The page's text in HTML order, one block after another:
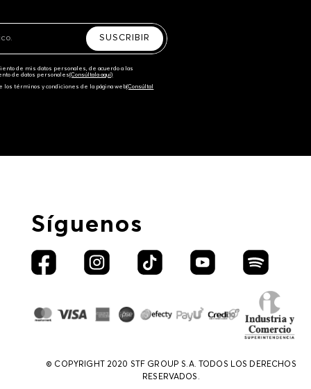
SUSCRIBIR
de mis datos personales, de acuerdo a las
de datos personales‎(Consúltala aquí)
los términos y condiciones de la página web‎(Consúltal
Síguenos
© COPYRIGHT 2020 STF GROUP S.A. TODOS LOS DERECHOS
RESERVADOS.